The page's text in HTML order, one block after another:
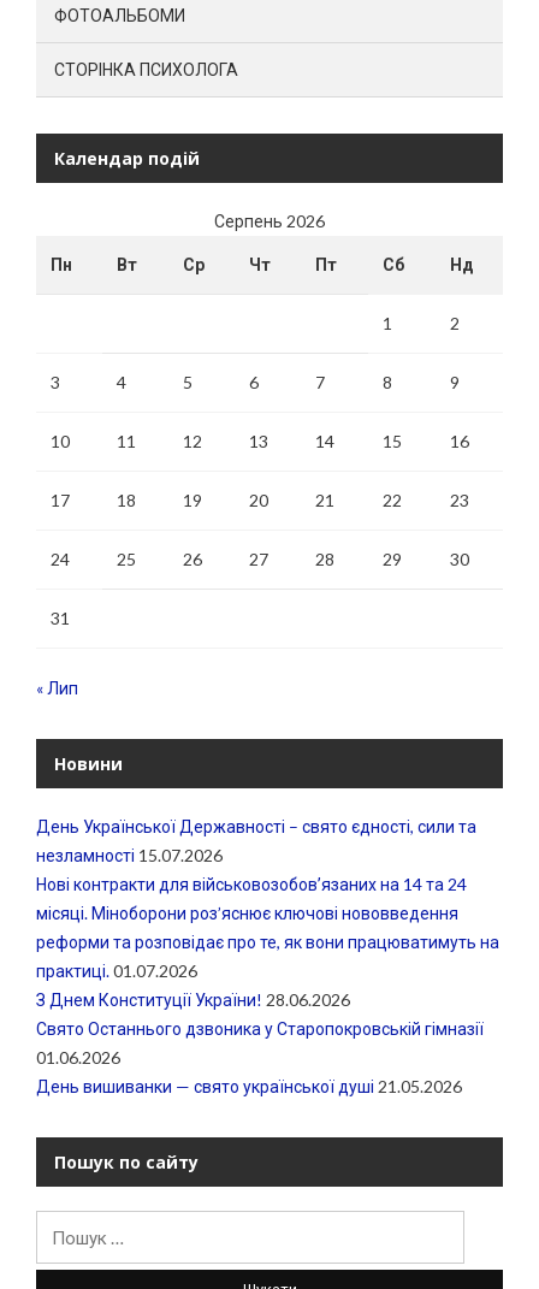
ФОТОАЛЬБОМИ
СТОРІНКА ПСИХОЛОГА
Календар подій
Серпень 2026
Пн Вт Ср Чт Пт Сб Нд
1 2
3 4 5 6 7 8 9
10 11 12 13 14 15 16
17 18 19 20 21 22 23
24 25 26 27 28 29 30
31
« Лип
Новини
День Української Державності – свято єдності, сили та
незламності 15.07.2026
Нові контракти для військовозобовʼязаних на 14 та 24
місяці. Міноборони роз’яснює ключові нововведення
реформи та розповідає про те, як вони працюватимуть на
практиці.01.07.2026
З Днем Конституції України! 28.06.2026
Свято Останнього дзвоника у Старопокровській гімназії
01.06.2026
День вишиванки — свято української душі 21.05.2026
Пошук по сайту